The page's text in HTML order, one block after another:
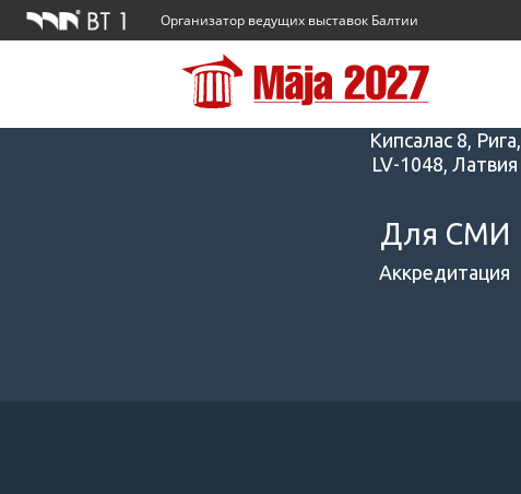
Организатор ведущих выставок Балтии
Адрес
Кипсалас 8, Рига,
LV-1048, Латвия
Для СМИ
Аккредитация